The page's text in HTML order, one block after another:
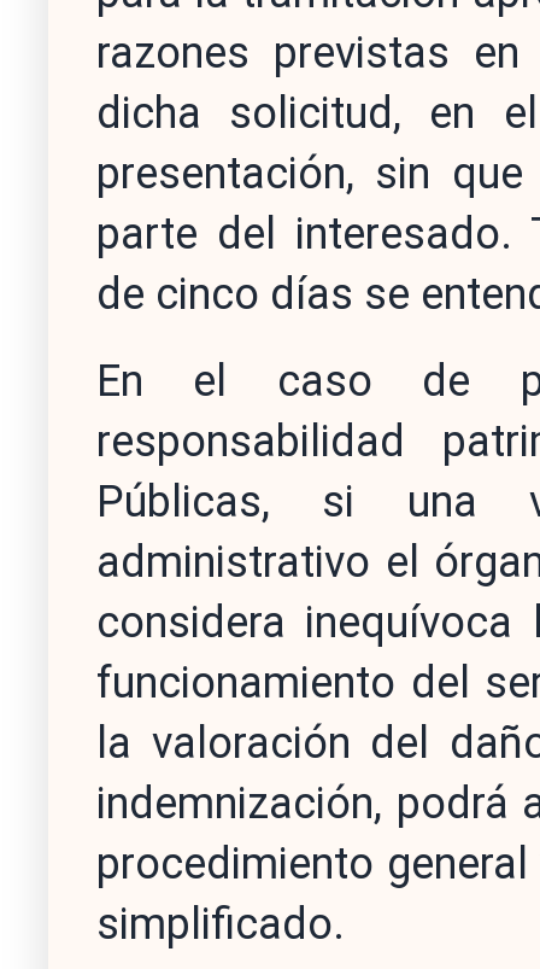
razones previstas
dicha solicitud, en
presentación, sin
parte del interesado.
de cinco días se
En el caso de
responsabilidad
Públicas, si una
administrativo el
considera
funcionamiento del
la valoración del
indemnización, podrá
procedimiento
simplificado.